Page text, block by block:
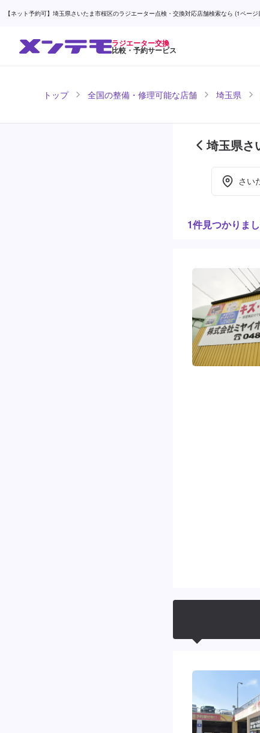
【ネット予約可】埼玉県さいたま市桜区のラジエーター点検・交換対応店舗検索なら (1ペー
ラジエーター交換
比較・予約サービス
トップ 全国の整備・修理可能な店舗 埼玉県
埼玉県さ
(1ページ
さい
1件見つかりま